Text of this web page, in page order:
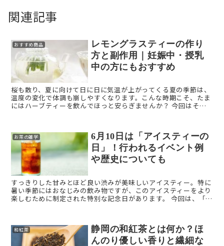
関連記事
おすすめ商品
レモングラスティーの作り
方と副作用｜妊娠中・授乳
中の方にもおすすめ
桜も散り、夏に向けて日に日に気温が上がってくる夏の季節は、
温度の変化で体調も崩しやすくなります。こんな時期こそ、たま
にはハーブティーを飲んでほっと安らぎませんか？ 今回はそん
お茶の雑学
6月10日は「アイスティーの
日」！行われるイベント例
や歴史についても
すっきりした甘みとほど良い渋みが美味しいアイスティー。特に
暑い季節にはおなじみの飲み物ですが、このアイスティーをより
楽しむために制定された特別な記念日があります。 今回は、「ア
和紅茶
静岡の和紅茶とは何か？ほ
んのり優しい香りと繊細な